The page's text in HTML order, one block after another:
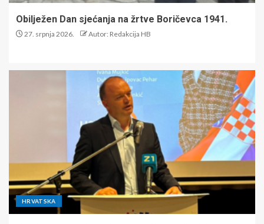
Obilježen Dan sjećanja na žrtve Boričevca 1941.
27. srpnja 2026. Autor: Redakcija HB
HRVATSKA